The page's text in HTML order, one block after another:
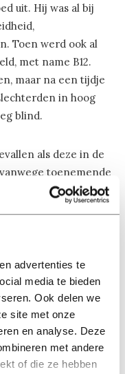
advertenties te
media te bieden
Ook delen we
site met onze
en analyse. Deze
met andere
of die ze hebben
uit. Hij was al bij
Toen werd ook al
met name B12.
maar na een tijdje
in hoog
blind.
als deze in de
toenemende
van voedzamer
groep, lopen
waarschuwen ze.